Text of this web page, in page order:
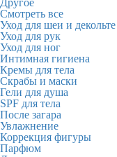
Другое
Смотреть все
Уход для шеи и декольте
Уход для рук
Уход для ног
Интимная гигиена
Кремы для тела
Скрабы и маски
Гели для душа
SPF для тела
После загара
Увлажнение
Коррекция фигуры
Парфюм